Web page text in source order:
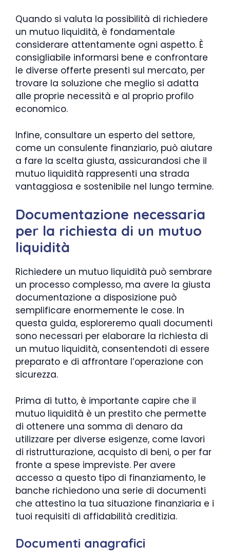
Quando si valuta la possibilità di richiedere
un mutuo liquidità, è fondamentale
considerare attentamente ogni aspetto. È
consigliabile informarsi bene e confrontare
le diverse offerte presenti sul mercato, per
trovare la soluzione che meglio si adatta
alle proprie necessità e al proprio profilo
economico.
Infine, consultare un esperto del settore,
come un consulente finanziario, può aiutare
a fare la scelta giusta, assicurandosi che il
mutuo liquidità rappresenti una strada
vantaggiosa e sostenibile nel lungo termine.
Documentazione necessaria
per la richiesta di un mutuo
liquidità
Richiedere un mutuo liquidità può sembrare
un processo complesso, ma avere la giusta
documentazione a disposizione può
semplificare enormemente le cose. In
questa guida, esploreremo quali documenti
sono necessari per elaborare la richiesta di
un mutuo liquidità, consentendoti di essere
preparato e di affrontare l’operazione con
sicurezza.
Prima di tutto, è importante capire che il
mutuo liquidità è un prestito che permette
di ottenere una somma di denaro da
utilizzare per diverse esigenze, come lavori
di ristrutturazione, acquisto di beni, o per far
fronte a spese impreviste. Per avere
accesso a questo tipo di finanziamento, le
banche richiedono una serie di documenti
che attestino la tua situazione finanziaria e i
tuoi requisiti di affidabilità creditizia.
Documenti anagrafici